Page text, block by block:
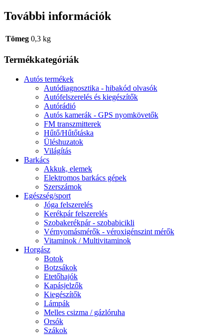
További információk
Tömeg 0,3 kg
Termékkategóriák
Autós termékek
Autódiagnosztika - hibakód olvasók
Autófelszerelés és kiegészítők
Autórádió
Autós kamerák - GPS nyomkövetők
FM transzmitterek
Hűtő/Hűtőtáska
Üléshuzatok
Világítás
Barkács
Akkuk, elemek
Elektromos barkács gépek
Szerszámok
Egészség/sport
Jóga felszerelés
Kerékpár felszerelés
Szobakerékpár - szobabicikli
Vérnyomásmérők - véroxigénszint mérők
Vitaminok / Multivitaminok
Horgász
Botok
Botzsákok
Etetőhajók
Kapásjelzők
Kiegészítők
Lámpák
Melles csizma / gázlóruha
Orsók
Szákok